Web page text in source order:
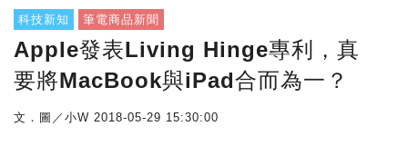
科技新知 筆電商品新聞
Apple發表Living Hinge專利，真
要將MacBook與iPad合而為一？
文．圖／小W 2018-05-29 15:30:00